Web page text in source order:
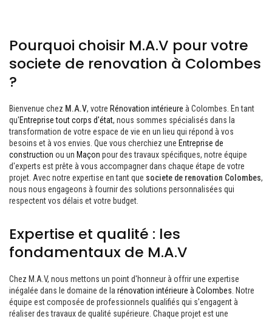
Pourquoi choisir M.A.V pour votre
societe de renovation à Colombes
?
Bienvenue chez M.A.V, votre Rénovation intérieure à Colombes. En tant
qu'Entreprise tout corps d'état, nous sommes spécialisés dans la
transformation de votre espace de vie en un lieu qui répond à vos
besoins et à vos envies. Que vous cherchiez une Entreprise de
construction ou un Maçon pour des travaux spécifiques, notre équipe
d'experts est prête à vous accompagner dans chaque étape de votre
projet. Avec notre expertise en tant que societe de renovation Colombes,
nous nous engageons à fournir des solutions personnalisées qui
respectent vos délais et votre budget.
Expertise et qualité : les
fondamentaux de M.A.V
Chez M.A.V, nous mettons un point d'honneur à offrir une expertise
inégalée dans le domaine de la rénovation intérieure à Colombes . Notre
équipe est composée de professionnels qualifiés qui s'engagent à
réaliser des travaux de qualité supérieure. Chaque projet est une